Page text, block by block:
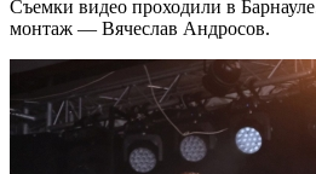
Съемки видео проходили в
монтаж — Вячеслав Андросов.